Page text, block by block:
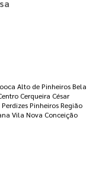
Alto de Pinheiros Bela
Cerqueira César
Perdizes Pinheiros Região
Vila Nova Conceição